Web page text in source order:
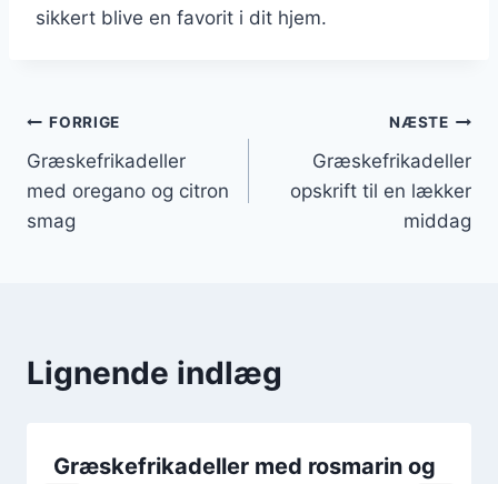
sikkert blive en favorit i dit hjem.
Indlægsnavigation
FORRIGE
Græskefrikadeller
med oregano og citron
smag
NÆSTE
Græskefrikadeller
opskrift til en lækker
middag
Lignende indlæg
Græskefrikadeller med rosmarin og